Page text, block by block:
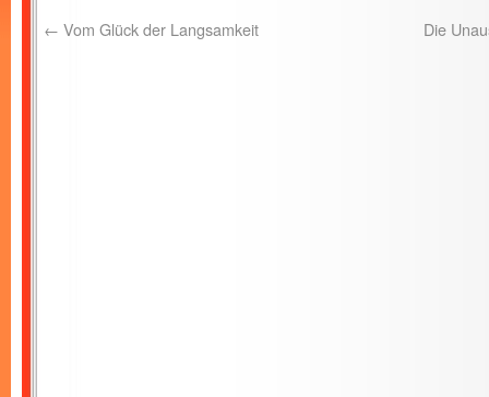
← Vom Glück der Langsamkeit Die